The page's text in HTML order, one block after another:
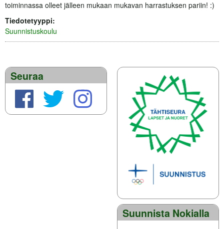
toiminnassa olleet jälleen mukaan mukavan harrastuksen pariin! :)
Tiedotetyyppi:
Suunnistuskoulu
Seuraa
Suunnista Nokialla